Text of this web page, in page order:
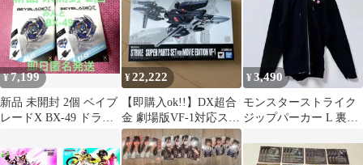
¥7,199
新品 未開封 2個 ベイブ
レードX BX-49 ドラン
¥22,222
【即購入ok!!】DX超合
金 劇場版VF-1対応スト
ライク スーパーパーツ
セット
¥3,490
モンスターストライク
ジップパーカー L 裏地
ントロゴ